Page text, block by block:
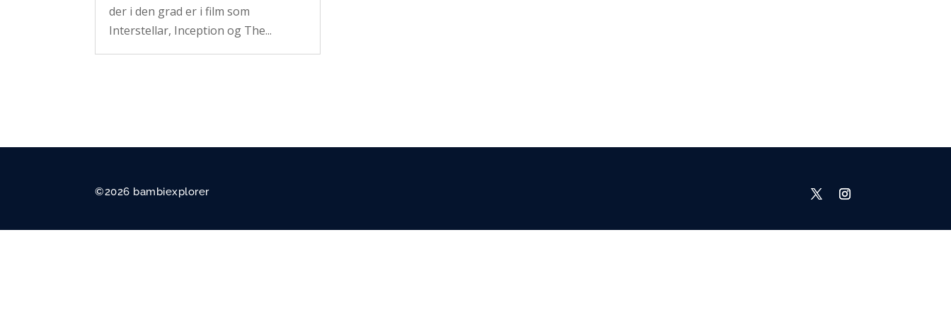
der i den grad er i film som
Interstellar, Inception og The...
©2026 bambiexplorer